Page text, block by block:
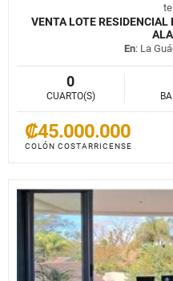
VENTA LOTE
En: La
0
CUARTO(S)
₡45.000.000
COLÓN COSTARRICENSE